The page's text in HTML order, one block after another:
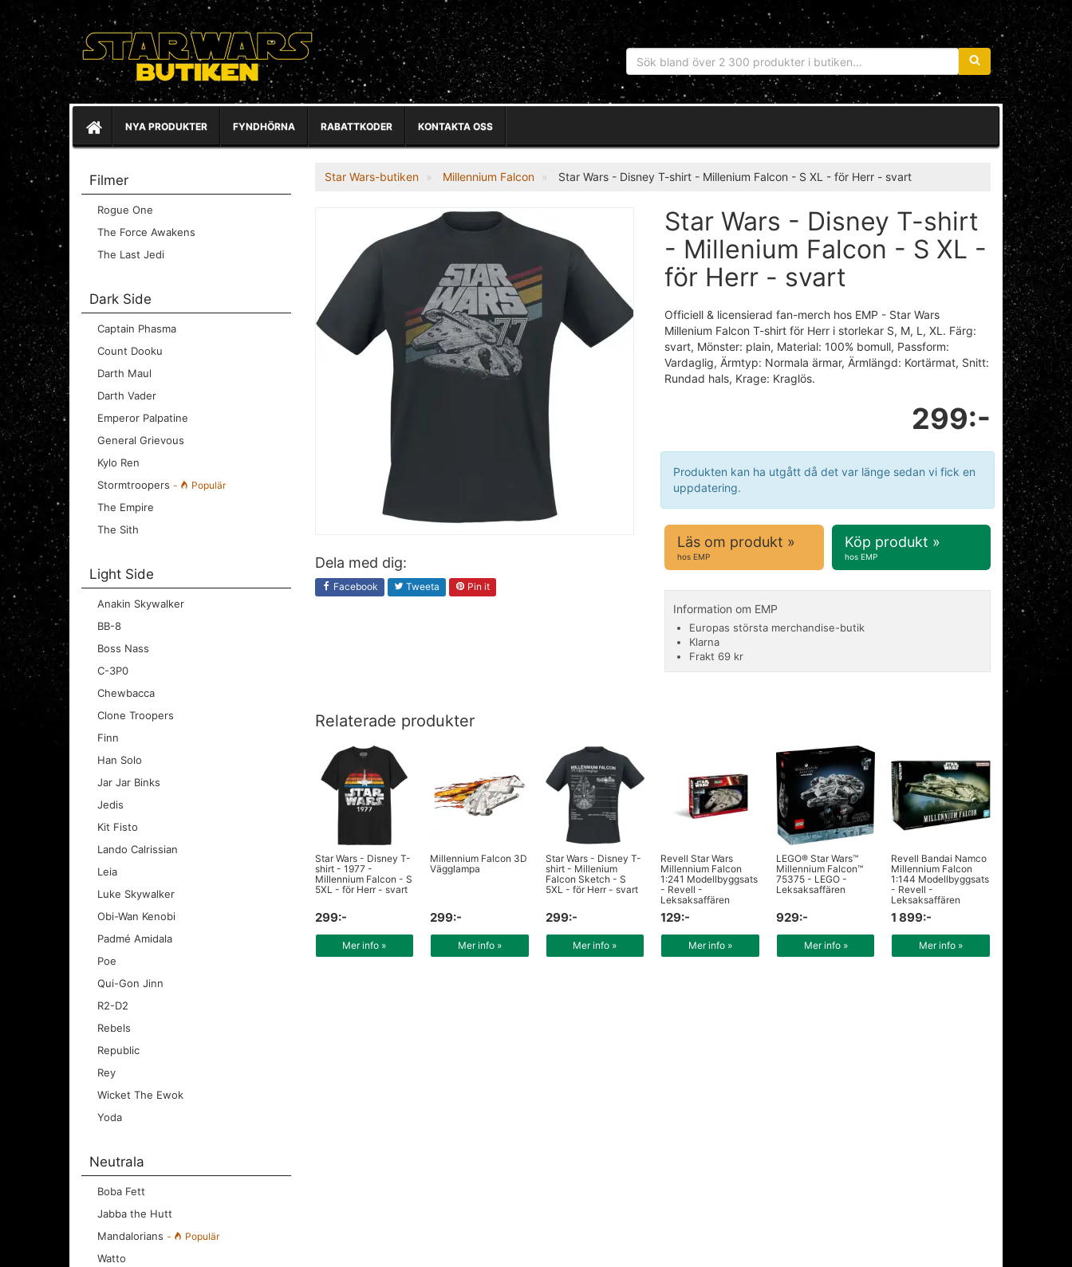
Sökfras:
NYA PRODUKTER FYNDHÖRNA RABATTKODER KONTAKTA OSS
Filmer
Rogue One
The Force Awakens
The Last Jedi
Dark Side
Captain Phasma
Count Dooku
Darth Maul
Darth Vader
Emperor Palpatine
General Grievous
Kylo Ren
Stormtroopers - Populär
The Empire
The Sith
Light Side
Anakin Skywalker
BB-8
Boss Nass
C-3P0
Chewbacca
Clone Troopers
Finn
Han Solo
Jar Jar Binks
Jedis
Kit Fisto
Lando Calrissian
Leia
Luke Skywalker
Obi-Wan Kenobi
Padmé Amidala
Poe
Qui-Gon Jinn
R2-D2
Rebels
Republic
Rey
Wicket The Ewok
Yoda
Neutrala
Boba Fett
Jabba the Hutt
Mandalorians - Populär
Watto
Star Wars-butiken Millennium Falcon Star Wars - Disney T-shirt - Millenium Falcon - S XL - för Herr - svart
Dela med dig:
Facebook Tweeta Pin it
Star Wars - Disney T-shirt
- Millenium Falcon - S XL -
för Herr - svart
Officiell & licensierad fan-merch hos EMP - Star Wars
Millenium Falcon T-shirt för Herr i storlekar S, M, L, XL. Färg:
svart, Mönster: plain, Material: 100% bomull, Passform:
Vardaglig, Ärmtyp: Normala ärmar, Ärmlängd: Kortärmat, Snitt:
Rundad hals, Krage: Kraglös.
299:-
Produkten kan ha utgått då det var länge sedan vi fick en
uppdatering.
Läs om produkt »
hos EMP
Köp produkt »
hos EMP
Information om EMP
Europas största merchandise-butik
Klarna
Frakt 69 kr
Relaterade produkter
Star Wars - Disney T-
shirt - 1977 -
Millennium Falcon - S
5XL - för Herr - svart
299:-
Mer info »
Millennium Falcon 3D
Vägglampa
299:-
Mer info »
Star Wars - Disney T-
shirt - Millenium
Falcon Sketch - S
5XL - för Herr - svart
299:-
Mer info »
Revell Star Wars
Millennium Falcon
1:241 Modellbyggsats
- Revell -
Leksaksaffären
129:-
Mer info »
LEGO® Star Wars™
Millennium Falcon™
75375 - LEGO -
Leksaksaffären
929:-
Mer info »
Revell Bandai Namco
Millennium Falcon
1:144 Modellbyggsats
- Revell -
Leksaksaffären
1 899:-
Mer info »